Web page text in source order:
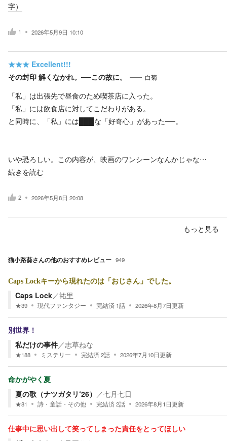
字）
1 2026年5月9日 10:10
★★★ Excellent!!!
その封印 解くなかれ。──この故に。
白菊
「私」は出張先で昼食のため喫茶店に入った。
「私」には飲食店に対してこだわりがある。
と同時に、「私」には███な「好奇心」があった──。
いや恐ろしい。この内容が、映画のワンシーンなんかじゃな…
続きを読む
2 2026年5月8日 20:08
もっと見る
猫小路葵さんの他のおすすめレビュー 949
Caps Lockキーから現れたのは「おじさん」でした。
Caps Lock／祐里
★39 現代ファンタジー 完結済 1話 2026年8月7日更新
別世界！
私だけの事件／志草ねな
★188 ミステリー 完結済2話 2026年7月10日更新
命かがやく夏
夏の歌（ナツガタリ‘26） ／七月七日
★81 詩・童話・その他 完結済2話 2026年8月1日更新
仕事中に思い出して笑ってしまった責任をとってほしい